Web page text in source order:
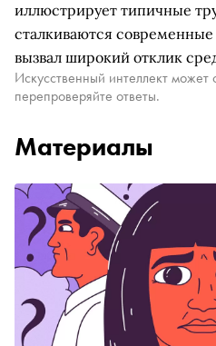
иллюстрирует типичные
сталкиваются
вызвал широкий отклик
Искусственный интеллект может
перепроверяйте ответы.
Материалы